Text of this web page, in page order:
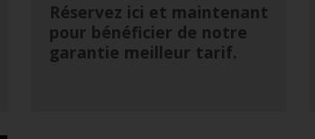
Réservez ici et maintenant
pour bénéficier de notre
garantie meilleur tarif.